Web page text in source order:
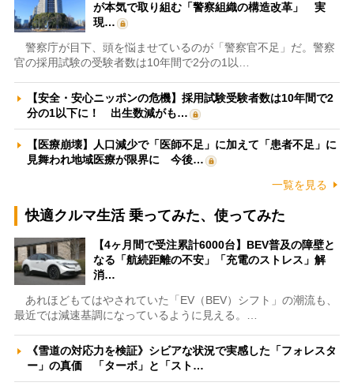
が本気で取り組む「警察組織の構造改革」 実
現…
警察庁が目下、頭を悩ませているのが「警察官不足」だ。警察
官の採用試験の受験者数は10年間で2分の1以…
【安全・安心ニッポンの危機】採用試験受験者数は10年間で2
分の1以下に！ 出生数減がも…
【医療崩壊】人口減少で「医師不足」に加えて「患者不足」に
見舞われ地域医療が限界に 今後…
一覧を見る
快適クルマ生活 乗ってみた、使ってみた
【4ヶ月間で受注累計6000台】BEV普及の障壁と
なる「航続距離の不安」「充電のストレス」解
消…
あれほどもてはやされていた「EV（BEV）シフト」の潮流も、
最近では減速基調になっているように見える。…
《雪道の対応力を検証》シビアな状況で実感した「フォレスタ
ー」の真価 「ターボ」と「スト…